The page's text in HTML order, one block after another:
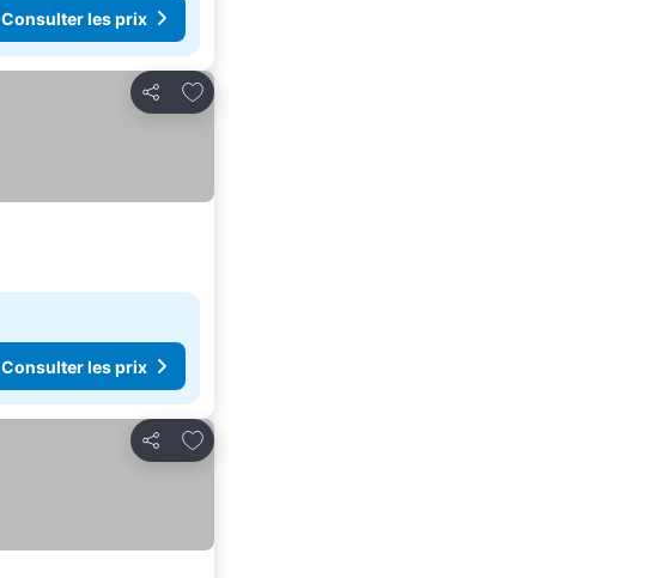
Consulter les prix
Partager
Ajouter à mes favoris
Consulter les prix
Partager
Ajouter à mes favoris